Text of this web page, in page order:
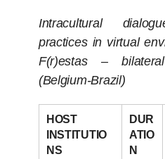
Intracultural
practices in virtual
F(r)estas –
(Belgium-Brazil)
HOST
INSTITUTIO
NS
DUR
ATIO
N